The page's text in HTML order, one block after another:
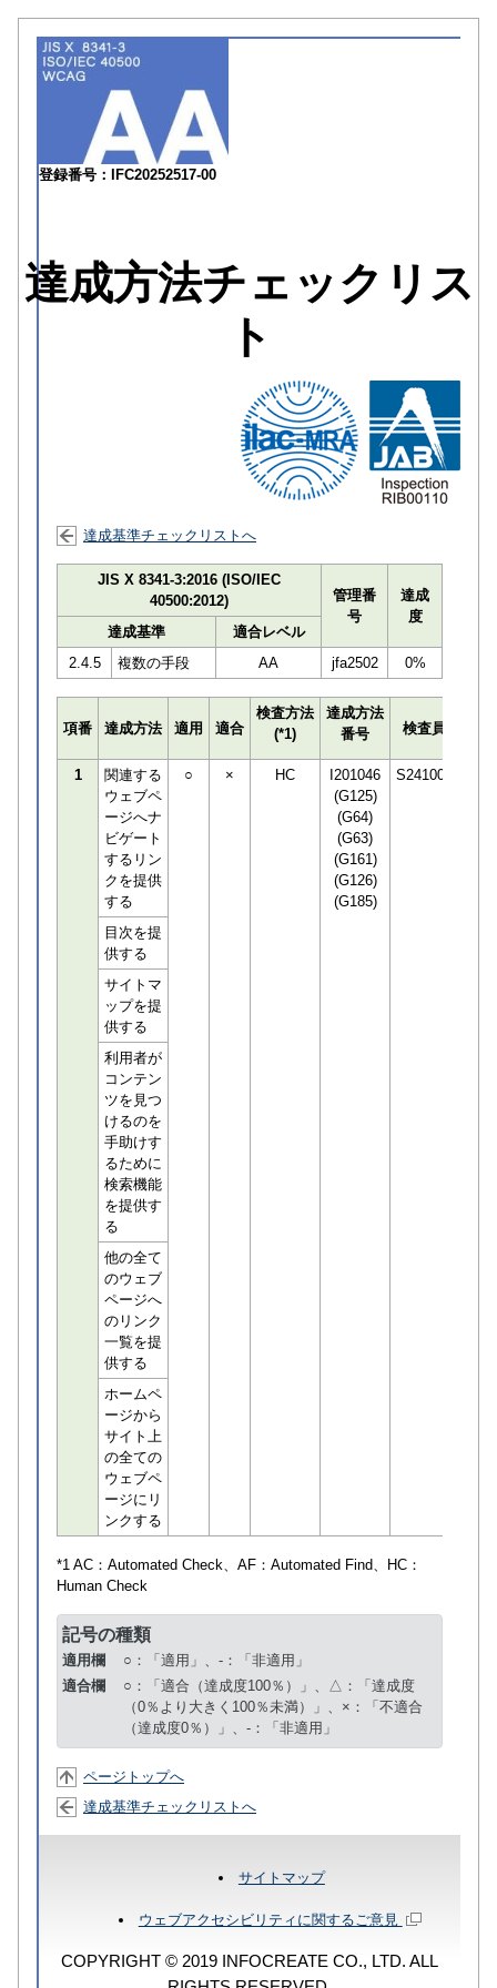
登録番号：IFC20252517-00
達成方法チェックリス
ト
達成基準チェックリストへ
JIS X 8341-3:2016 (ISO/IEC
40500:2012)
管理番
号
達成
度
達成基準
適合レベル
2.4.5
複数の手段 AA jfa2502 0%
項番 達成方法 適用 適合
検査方法
(*1)
達成方法
番号
検査員
1
関連する
ウェブペ
ージへナ
ビゲート
するリン
クを提供
する
○ × HC
I201046
(G125)
(G64)
(G63)
(G161)
(G126)
(G185)
S241001
目次を提
供する
サイトマ
ップを提
供する
利用者が
コンテン
ツを見つ
けるのを
手助けす
るために
検索機能
を提供す
る
他の全て
のウェブ
ページへ
のリンク
一覧を提
供する
ホームペ
ージから
サイト上
の全ての
ウェブペ
ージにリ
ンクする
*1 AC： Automated Check、AF： Automated Find、HC：
Human Check
記号の種類
適用欄
○：「適用」、-：「非適用」
適合欄
○：「適合（達成度100％）」、△：「達成度
（0％より大きく100％未満）」、×：「不適合
（達成度0％）」、-：「非適用」
ページトップへ
達成基準チェックリストへ
サイトマップ
ウェブアクセシビリティに関するご意見
COPYRIGHT © 2019 INFOCREATE CO., LTD. ALL